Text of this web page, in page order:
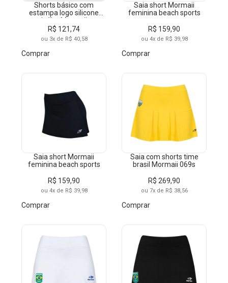
Shorts básico com
estampa logo silicone
brilho Mormaii
R$ 121,74
ou 3x de R$ 40,58
Comprar
Saia short Mormaii
feminina beach sports
R$ 159,90
ou 4x de R$ 39,98
Comprar
Saia short Mormaii
feminina beach sports
R$ 159,90
ou 4x de R$ 39,98
Comprar
Saia com shorts time
brasil Mormaii 069s
R$ 269,90
ou 7x de R$ 38,56
Comprar